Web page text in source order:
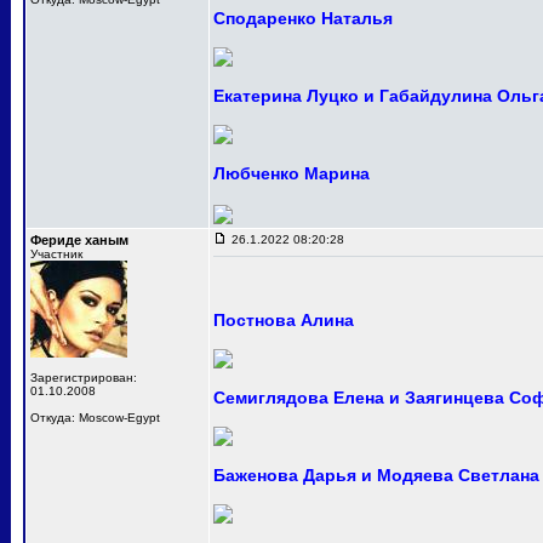
Сподаренко Наталья
Екатерина Луцко и Габайдулина
Любченко Марина
Фериде ханым
Участник
Зарегистрирован:
01.10.2008
Откуда: Moscow-Egypt
26.1.2022 08:20:28
Постнова Алина
Семиглядова Елена и Заягинцева
Баженова Дарья и Модяева Светлана